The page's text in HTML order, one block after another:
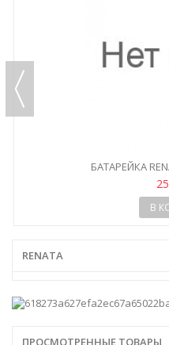
БАТАРЕЙКА
В
RENATA
ПРОСМОТРЕННЫЕ ТОВАРЫ